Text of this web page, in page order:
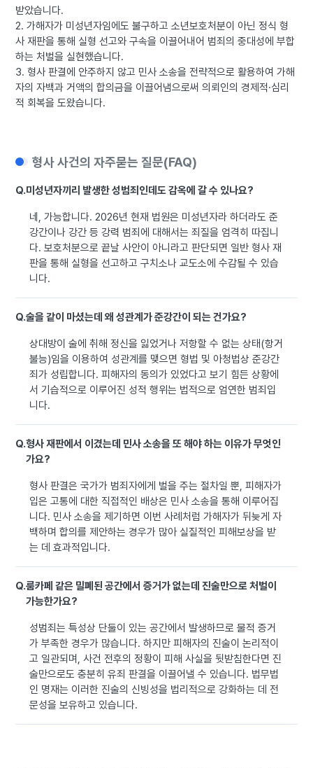
받았습니다.
2. 가해자가 미성년자임에도 불구하고 소년보호처분이 아닌 정식 형
사 재판을 통해 실형 선고와 구속을 이끌어내어 범죄의 중대성에 부합
하는 처벌을 실현했습니다.
3. 형사 판결에 안주하지 않고 민사 소송을 전략적으로 활용하여 가해
자의 자백과 거액의 합의금을 이끌어냄으로써 의뢰인의 경제적·심리
적 회복을 도왔습니다.
형사 사건의 자주묻는 질문(FAQ)
Q.미성년자끼리 발생한 성범죄인데도 감옥에 갈 수 있나요?
네, 가능합니다. 2026년 현재 법원은 미성년자라 하더라도 준
강간이나 강간 등 강력 범죄에 대해서는 죄질을 엄격히 따집니
다. 보호처분으로 끝날 사안이 아니라고 판단되면 일반 형사 재
판을 통해 실형을 선고하고 구치소나 교도소에 수감될 수 있습
니다.
Q.술을 같이 마셨는데 왜 성관계가 준강간이 되는 건가요?
상대방이 술에 취해 정신을 잃었거나 저항할 수 없는 상태(항거
불능)임을 이용하여 성관계를 맺으면 형법 및 아청법상 준강간
죄가 성립합니다. 피해자의 동의가 있었다고 보기 힘든 상황에
서 기습적으로 이루어진 성적 행위는 법적으로 엄연한 범죄입
니다.
Q.형사 재판에서 이겼는데 민사 소송을 또 해야 하는 이유가 무엇인
가요?
형사 판결은 국가가 범죄자에게 벌을 주는 절차일 뿐, 피해자가
입은 고통에 대한 직접적인 배상은 민사 소송을 통해 이루어집
니다. 민사 소송을 제기하면 이번 사례처럼 가해자가 뒤늦게 자
백하며 합의를 제안하는 경우가 많아 실질적인 피해보상을 받
는 데 효과적입니다.
Q.룸카페 같은 밀폐된 공간에서 증거가 없는데 진술만으로 처벌이
가능한가요?
성범죄는 특성상 단둘이 있는 공간에서 발생하므로 물적 증거
가 부족한 경우가 많습니다. 하지만 피해자의 진술이 논리적이
고 일관되며, 사건 전후의 정황이 피해 사실을 뒷받침한다면 진
술만으로도 충분히 유죄 판결을 이끌어낼 수 있습니다. 법무법
인 명재는 이러한 진술의 신빙성을 법리적으로 강화하는 데 전
문성을 보유하고 있습니다.